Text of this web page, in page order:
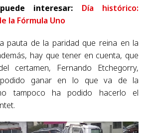
interesar: Día histórico:
la Fórmula Uno
pauta de la paridad que reina en la
hay que tener en cuenta, que
certamen, Fernando Etchegorry,
ganar en lo que va de la
tampoco ha podido hacerlo el